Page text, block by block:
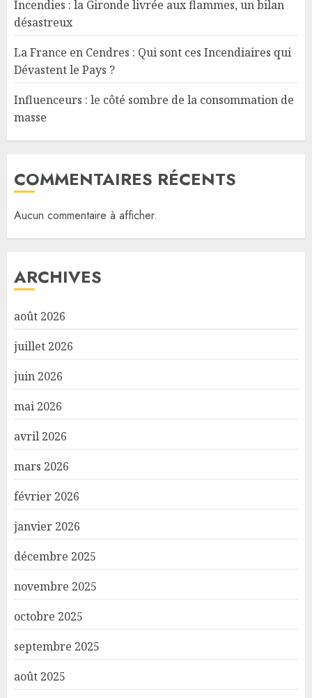
Incendies : la Gironde livrée aux flammes, un bilan
désastreux
La France en Cendres : Qui sont ces Incendiaires qui
Dévastent le Pays ?
Influenceurs : le côté sombre de la consommation de
masse
COMMENTAIRES RÉCENTS
Aucun commentaire à afficher.
ARCHIVES
août 2026
juillet 2026
juin 2026
mai 2026
avril 2026
mars 2026
février 2026
janvier 2026
décembre 2025
novembre 2025
octobre 2025
septembre 2025
août 2025